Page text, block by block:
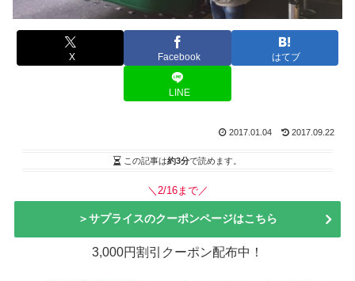
X Facebook はてブ
LINE
2017.01.04 2017.09.22
この記事は約3分で読めます。
＼2/16まで／
＞サプライスのクーポンページはこちら
3,000円割引クーポン配布中！